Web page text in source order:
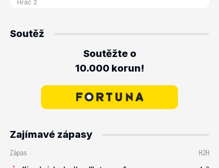
Soutěž
Soutěžte o
10.000 korun!
Zajímavé zápasy
Zápas
H2H